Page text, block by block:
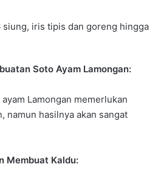
siung, iris tipis dan goreng hingga
Soto Ayam Lamongan:
Lamongan memerlukan
namun hasilnya akan sangat
Membuat Kaldu: